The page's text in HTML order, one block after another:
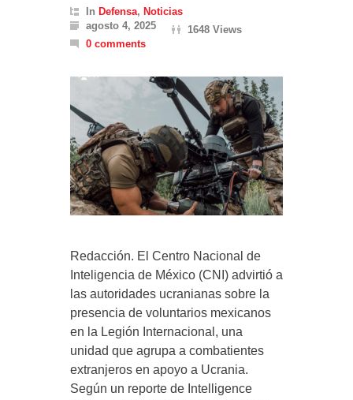
In Defensa, Noticias
agosto 4, 2025
1648 Views
0 comments
Redacción. El Centro Nacional de
Inteligencia de México (CNI) advirtió a
las autoridades ucranianas sobre la
presencia de voluntarios mexicanos
en la Legión Internacional, una
unidad que agrupa a combatientes
extranjeros en apoyo a Ucrania.
Según un reporte de Intelligence